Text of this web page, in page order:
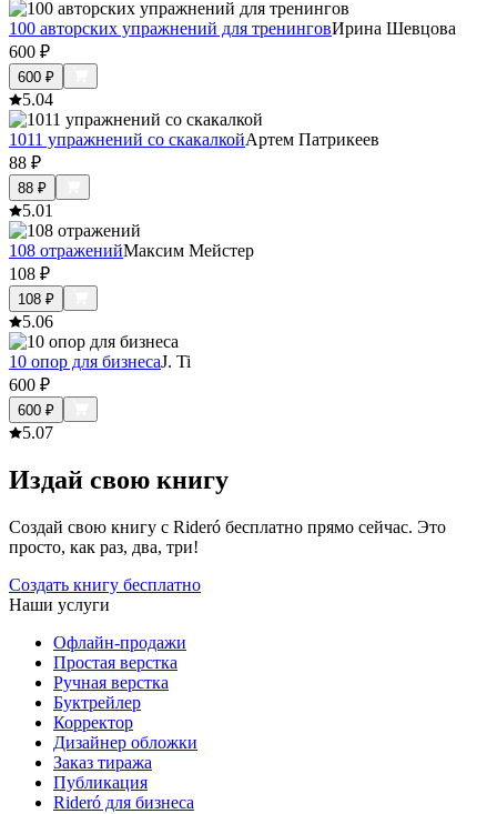
100 авторских упражнений для тренинговИрина Шевцова
600 ₽
600 ₽
5.04
1011 упражнений со скакалкойАртем Патрикеев
88 ₽
88 ₽
5.01
108 отраженийМаксим Мейстер
108 ₽
108 ₽
5.06
10 опор для бизнесаJ. Ti
600 ₽
600 ₽
5.07
Издай свою книгу
Создай свою книгу с Rideró бесплатно прямо сейчас. Это
просто, как раз, два, три!
Создать книгу бесплатно
Наши услуги
Офлайн-продажи
Простая верстка
Ручная верстка
Буктрейлер
Корректор
Дизайнер обложки
Заказ тиража
Публикация
Rideró для бизнеса